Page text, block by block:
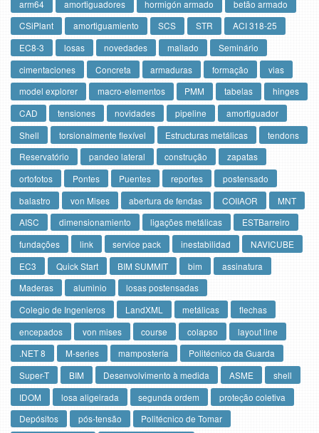
arm64 amortiguadores hormigón armado
betão armado
CSiPlant
amortiguamiento SCS STR
ACI 318-25
EC8-3
losas novedades mallado
Seminário
cimentaciones
Concreta armaduras formação
vias
model explorer
macro-elementos PMM tabelas
hinges
CAD
tensiones novidades pipeline
amortiguador
Shell
torsionalmente flexível Estructuras metálicas
tendons
Reservatório
pandeo lateral construção
zapatas
ortofotos
Pontes Puentes reportes
postensado
balastro
von Mises abertura de fendas COIIAOR
MNT
AISC
dimensionamiento ligações metálicas
ESTBarreiro
fundações
link service pack inestabilidad
NAVICUBE
EC3
Quick Start BIM SUMMIT bim
assinatura
Maderas
aluminio
losas postensadas
Colegio de Ingenieros
LandXML metálicas
flechas
encepados
von mises course colapso
layout line
.NET 8
M-series mampostería
Politécnico da Guarda
Super-T
BIM Desenvolvimento à medida ASME
shell
IDOM
losa aligeirada segunda ordem
proteção coletiva
Depósitos
pós-tensão
Politécnico de Tomar